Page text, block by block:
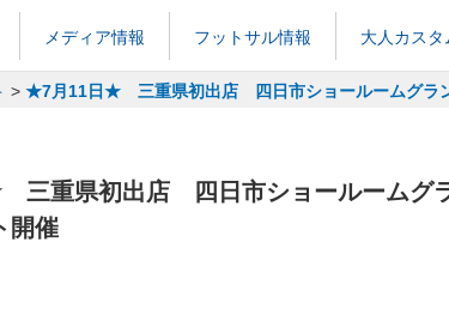
メディア情報 フットサル情報 大人カスタ
> ★7月11日★ 三重県初出店 四日市ショールームグラ
重県初出店 四日市ショールームグ
開催